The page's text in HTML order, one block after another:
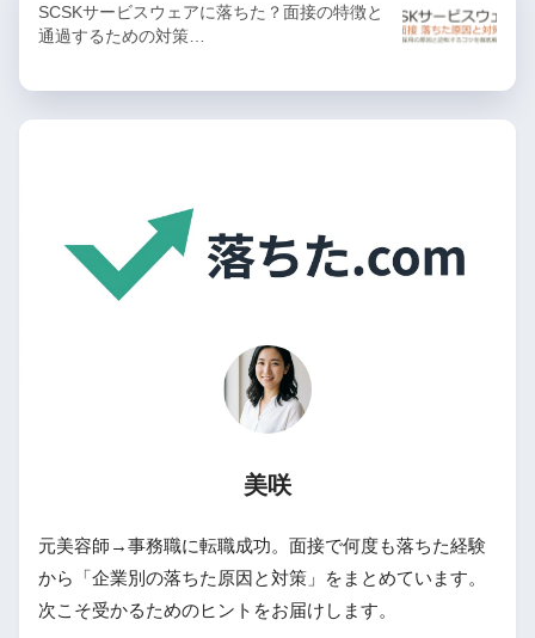
SCSKサービスウェアに落ちた？面接の特徴と
通過するための対策…
美咲
元美容師→事務職に転職成功。面接で何度も落ちた経験
から「企業別の落ちた原因と対策」をまとめています。
次こそ受かるためのヒントをお届けします。